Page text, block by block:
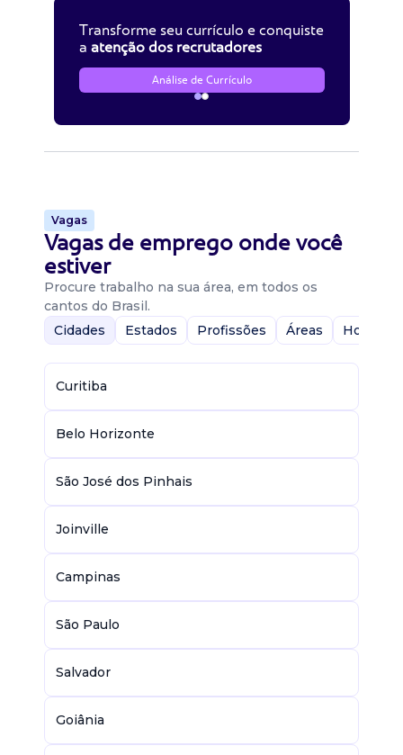
Transforme seu currículo e conquiste
a atenção dos recrutadores
Análise de Currículo
Vagas
Vagas de emprego onde você
estiver
Procure trabalho na sua área, em todos os
cantos do Brasil.
Cidades
Estados Profissões Áreas Home-
Curitiba
Belo Horizonte
São José dos Pinhais
Joinville
Campinas
São Paulo
Salvador
Goiânia